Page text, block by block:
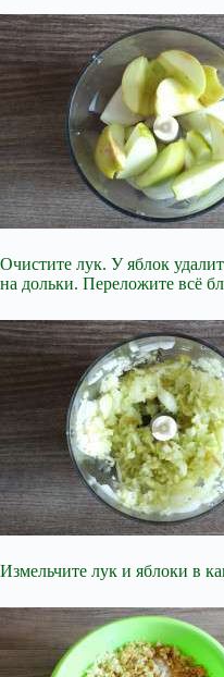
Очистите лук. У яблок
на дольки. Переложите всё
Измельчите лук и яблоки в